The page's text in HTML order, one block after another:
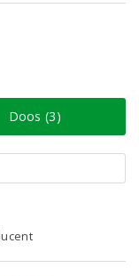
Doos (3)